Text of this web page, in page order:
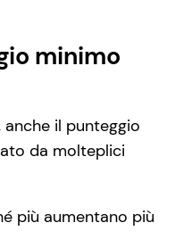
minimo
il punteggio
da molteplici
più aumentano più